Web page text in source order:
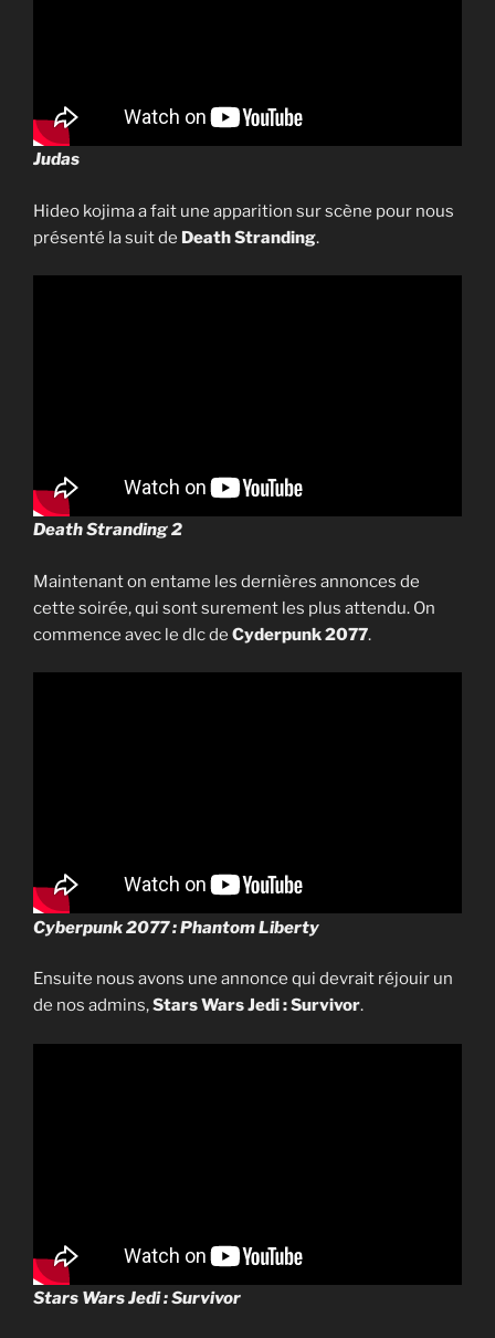
Judas
Hideo kojima a fait une apparition sur scène pour nous
présenté la suit de Death Stranding.
Death Stranding 2
Maintenant on entame les dernières annonces de
cette soirée, qui sont surement les plus attendu. On
commence avec le dlc de Cyderpunk 2077.
Cyberpunk 2077 : Phantom Liberty
Ensuite nous avons une annonce qui devrait réjouir un
de nos admins,Stars Wars Jedi : Survivor.
Stars Wars Jedi : Survivor